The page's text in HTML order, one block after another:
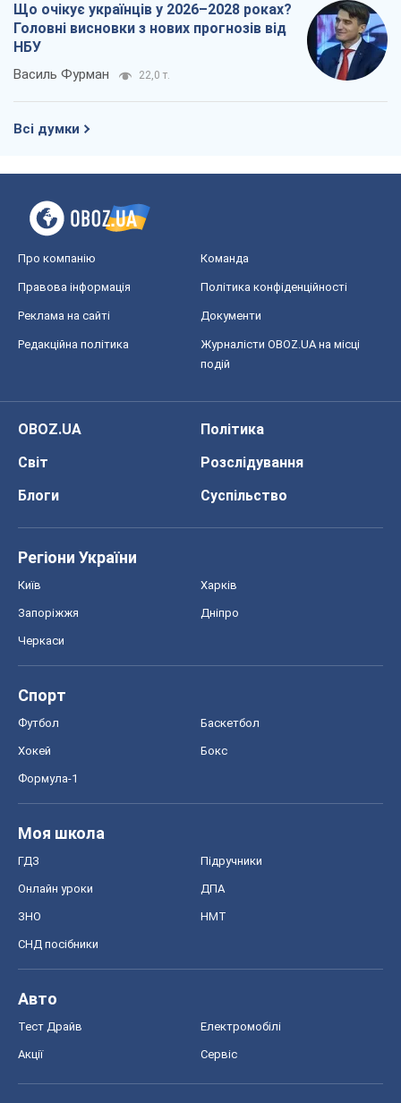
Що очікує українців у 2026–2028 роках?
Головні висновки з нових прогнозів від
НБУ
Василь Фурман 22,0 т.
Всі думки
Про компанію Команда
Правова інформація Політика конфіденційності
Реклама на сайті Документи
Редакційна політика
Журналісти OBOZ.UA на місці
подій
OBOZ.UA
Політика
Світ
Розслідування
Блоги
Суспільство
Регіони України
Київ Харків
Запоріжжя Дніпро
Черкаси
Спорт
Футбол Баскетбол
Хокей Бокс
Формула-1
Моя школа
ГДЗ Підручники
Онлайн уроки ДПА
ЗНО НМТ
СНД посібники
Авто
Тест Драйв Електромобілі
Акції Сервіс